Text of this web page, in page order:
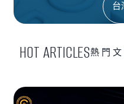
台
HOT ARTICLES熱門文